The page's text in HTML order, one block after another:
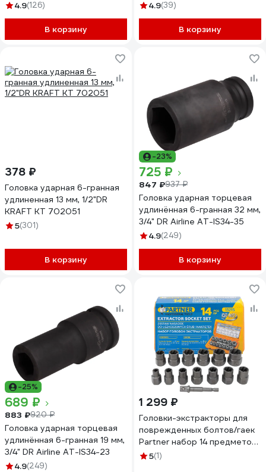
4.9(126)
В корзину
660221
4.9(39)
В корзину
378 ₽
Головка ударная 6-гранная
удлиненная 13 мм, 1/2"DR
KRAFT KT 702051
5(301)
В корзину
-23%
725 ₽
847 ₽937 ₽
Головка ударная торцевая
удлинённая 6-гранная 32 мм,
3/4" DR Airline AT-IS34-35
4.9(249)
В корзину
-25%
689 ₽
883 ₽920 ₽
Головка ударная торцевая
удлинённая 6-гранная 19 мм,
3/4" DR Airline AT-IS34-23
4.9(249)
1 299 ₽
Головки-экстракторы для
поврежденных болтов/гаек
Partner набор 14 предметов
PA-1321S(65734)
5(1)